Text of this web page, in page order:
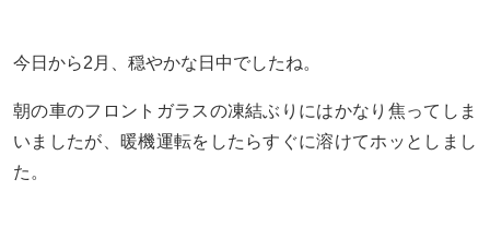
今日から2月、穏やかな日中でしたね。
朝の車のフロントガラスの凍結ぶりにはかなり焦ってしま
いましたが、暖機運転をしたらすぐに溶けてホッとしまし
た。